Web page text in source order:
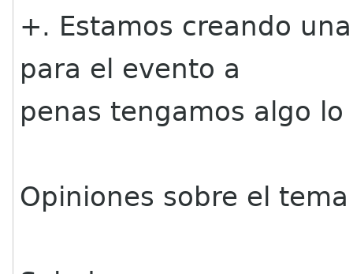
+. Estamos creando
para el evento a
penas tengamos algo
Opiniones sobre el